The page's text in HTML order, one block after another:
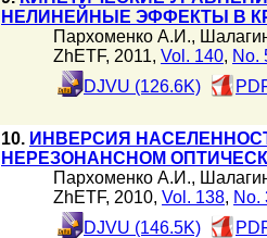
НЕЛИНЕЙНЫЕ ЭФФЕКТЫ В
Пархоменко А.И.,
ZhETF, 2011, Vol. 140, No.
DJVU (126.6K)
10. ИНВЕРСИЯ
НЕРЕЗОНАНСНОМ
Пархоменко А.И.,
ZhETF, 2010, Vol. 138, No.
DJVU (146.5K)